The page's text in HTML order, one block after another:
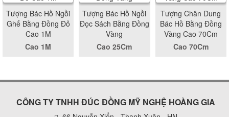
Tượng Bác Hồ Ngồi
Ghế Bằng Đồng Đỏ
Cao 1M
Cao 1M
Tượng Bác Hồ Ngồi
Đọc Sách Bằng Đồng
Vàng
Cao 25Cm
Tượng Chân Dung
Bác Hồ Bằng Đồng
Vàng Cao 70Cm
Cao 70Cm
CÔNG TY TNHH ĐÚC ĐỒNG MỸ NGHỆ HOÀNG GIA